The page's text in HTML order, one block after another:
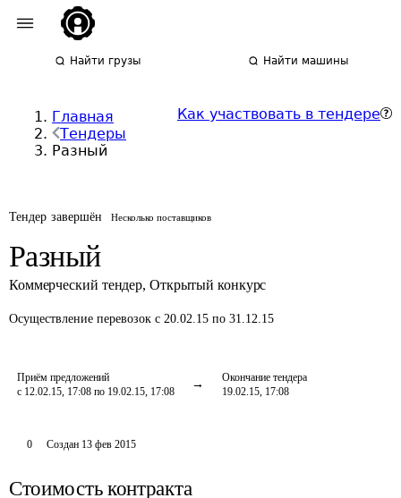
Найти грузы Найти машины
Главная
Тендеры
Разный
Как участвовать в тендере
Тендер завершён Несколько поставщиков
Разный
Коммерческий тендер, Открытый конкурс
Осуществление перевозок с 20.02.15 по 31.12.15
Приём предложений
с 12.02.15, 17:08 по 19.02.15, 17:08
Окончание тендера
19.02.15, 17:08
0 Создан 13 фев 2015
Стоимость контракта